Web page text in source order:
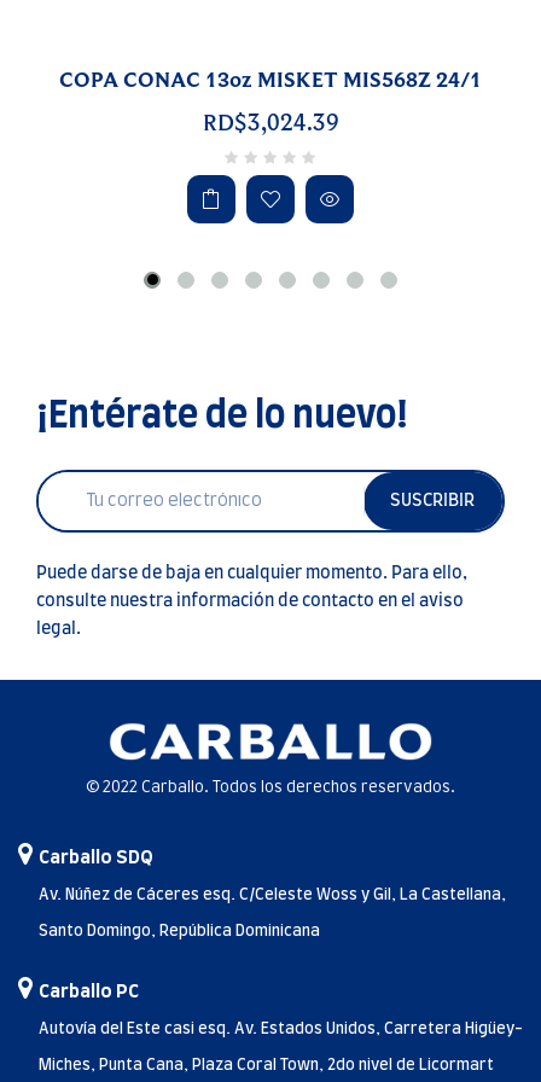
CONAC 13oz MISKET MIS568Z 24/1
RD$3,024.39
¡Entérate de lo nuevo!
SUSCRIBIR
Puede darse de baja en cualquier momento. Para ello,
consulte nuestra información de contacto en el aviso
legal.
© 2022 Carballo. Todos los derechos reservados.
Carballo SDQ
Av. Núñez de Cáceres esq. C/Celeste Woss y Gil, La Castellana,
Santo Domingo, República Dominicana
Carballo PC
Autovía del Este casi esq. Av. Estados Unidos, Carretera Higüey-
Miches, Punta Cana, Plaza Coral Town, 2do nivel de Licormart